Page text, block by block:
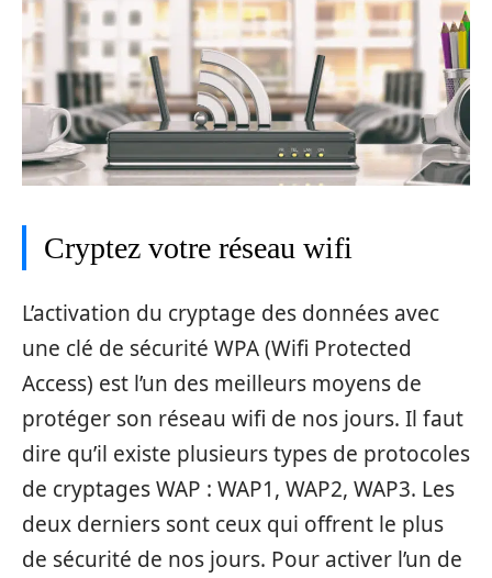
Cryptez votre réseau wifi
L’activation du cryptage des données avec
une clé de sécurité WPA (Wifi Protected
Access) est l’un des meilleurs moyens de
protéger son réseau wifi de nos jours. Il faut
dire qu’il existe plusieurs types de protocoles
de cryptages WAP : WAP1, WAP2, WAP3. Les
deux derniers sont ceux qui offrent le plus
de sécurité de nos jours. Pour activer l’un de